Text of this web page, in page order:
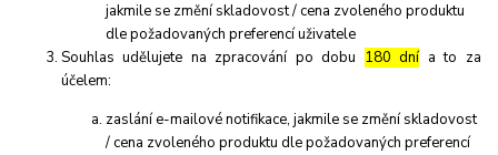
jakmile se změní skladovost / cena zvoleného produktu
dle požadovaných preferencí uživatele
Souhlas udělujete na zpracování po dobu 180 dnía to za
účelem:
zaslání e-mailové notifikace, jakmile se změní skladovost
/ cena zvoleného produktu dle požadovaných preferencí